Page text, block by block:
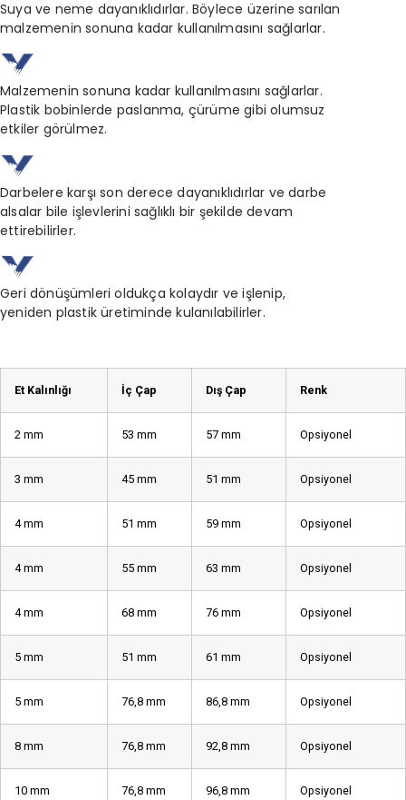
Suya ve neme dayanıklıdırlar. Böylece üzerine sarılan
malzemenin sonuna kadar kullanılmasını sağlarlar.
Malzemenin sonuna kadar kullanılmasını sağlarlar.
Plastik bobinlerde paslanma, çürüme gibi olumsuz
etkiler görülmez.
Darbelere karşı son derece dayanıklıdırlar ve darbe
alsalar bile işlevlerini sağlıklı bir şekilde devam
ettirebilirler.
Geri dönüşümleri oldukça kolaydır ve işlenip,
yeniden plastik üretiminde kulanılabilirler.
Et Kalınlığı İç Çap Dış Çap Renk
2 mm 53 mm 57 mm Opsiyonel
3 mm 45 mm 51 mm Opsiyonel
4 mm 51 mm 59 mm Opsiyonel
4 mm 55 mm 63 mm Opsiyonel
4 mm 68 mm 76 mm Opsiyonel
5 mm 51 mm 61 mm Opsiyonel
5 mm 76,8 mm 86,8 mm Opsiyonel
8 mm 76,8 mm 92,8 mm Opsiyonel
10 mm 76,8 mm 96,8 mm Opsiyonel